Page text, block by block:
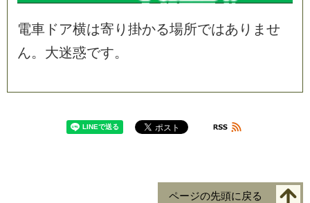
電車 ドア横は寄 り 掛かる場所ではあ り ま せ
ん。 大迷惑です。
ページの先頭に戻る